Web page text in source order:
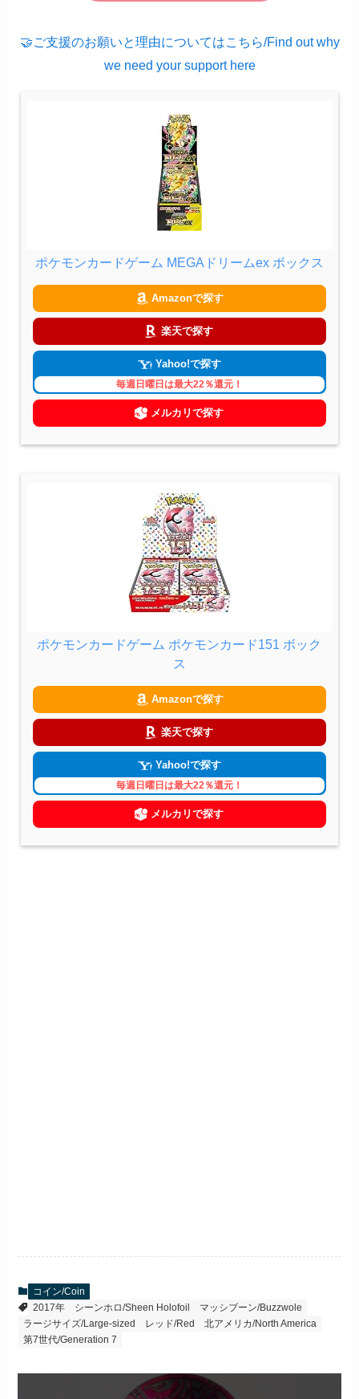
🤝ご支援のお願いと理由についてはこちら/Find out why
we need your support here
ポケモンカードゲーム MEGAドリームex ボックス
Amazonで探す
楽天で探す
Yahoo!で探す
毎週日曜日は最大22％還元！
メルカリで探す
ポケモンカードゲーム ポケモンカード151 ボック
ス
Amazonで探す
楽天で探す
Yahoo!で探す
毎週日曜日は最大22％還元！
メルカリで探す
コイン/Coin
2017年
シーンホロ/Sheen Holofoil
マッシブーン/Buzzwole
ラージサイズ/Large-sized
レッド/Red
北アメリカ/North America
第7世代/Generation 7